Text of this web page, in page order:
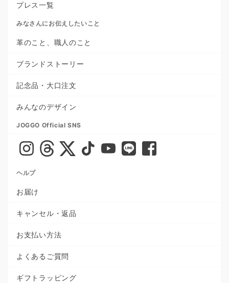
プレス一覧
みなさんにお伝えしたいこと
革のこと、職人のこと
ブランドストーリー
記念品・大口注文
みんなのデザイン
JOGGO Official SNS
ヘルプ
お届け
キャンセル・返品
お支払い方法
よくあるご質問
ギフトラッピング